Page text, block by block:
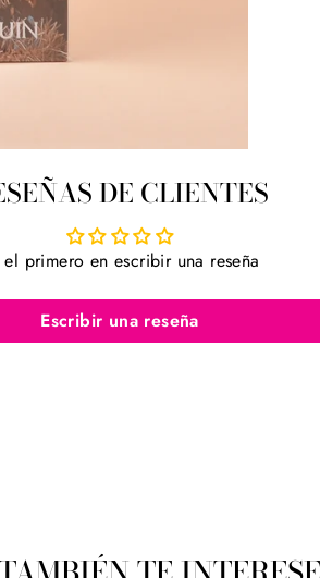
DE CLIENTES
el primero en escribir una reseña
Escribir una reseña